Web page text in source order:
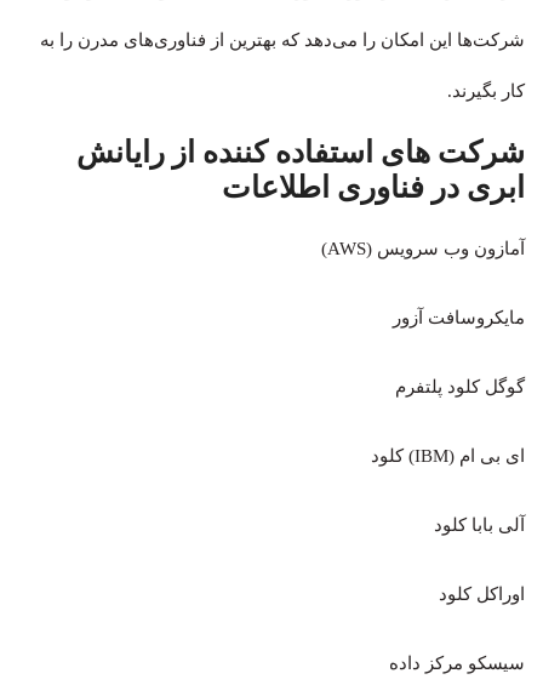
شرکت‌ها این امکان را می‌دهد که بهترین از فناوری‌های مدرن را به
کار بگیرند.
شرکت های استفاده کننده از رایانش
ابری در فناوری اطلاعات
آمازون وب سرویس (AWS)
مایکروسافت آزور
گوگل کلود پلتفرم
ای بی ام (IBM) کلود
آلی بابا کلود
اوراکل کلود
سیسکو مرکز داده